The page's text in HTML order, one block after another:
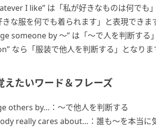
I like” は「私が好きなものは何でも
な服を何でも着られます」と表現できま
someone by ～” は「～で人を判断す
なら「服装で他人を判断する」となりま
えたいワード＆フレーズ
others by…：～で他人を判断する
really cares about…：誰も～を本当に